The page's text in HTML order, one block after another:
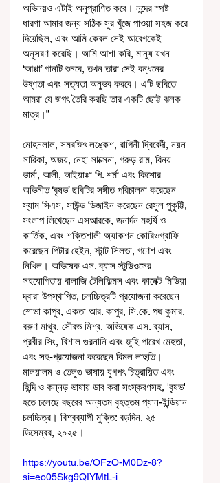
অভিনয়ও এটাই অনুপ্রাণিত করে। নন্দের স্পষ্ট
ধারণা আমার জন্য সঠিক সুর খুঁজে পাওয়া সহজ করে
দিয়েছিল, এবং আমি কেবল সেই আবেগকেই
অনুসরণ করেছি। আমি আশা করি, মানুষ যখন
‘আপ্পা’ গানটি শুনবে, তখন তারা সেই বন্ধনের
উষ্ণতা এবং সত্যতা অনুভব করবে। এটি ছবিতে
আমরা যে জগৎ তৈরি করছি তার একটি ছোট্ট ঝলক
মাত্র।”
মোহনলাল, সমরজিৎ লঙ্কেশ, রাগিনী দ্বিবেদী, নয়ন
সারিকা, অজয়, নেহা সাক্সেনা, গরুড় রাম, বিনয়
ভার্মা, আলী, আইয়াপ্পা পি. শর্মা এবং কিশোর
অভিনীত ‘বৃষভ’ ছবিটির সঙ্গীত পরিচালনা করেছেন
স্যাম সিএস, সাউন্ড ডিজাইন করেছেন রেসুল পুকুট্টি,
সংলাপ লিখেছেন এসআরকে, জনার্দন মহর্ষি ও
কার্তিক, এবং শক্তিশালী অ্যাকশন কোরিওগ্রাফি
করেছেন পিটার হেইন, স্টান্ট সিলভা, গণেশ এবং
নিখিল। অভিষেক এস. ব্যাস স্টুডিওসের
সহযোগিতায় বালাজি টেলিফিল্মস এবং কানেক্ট মিডিয়া
দ্বারা উপস্থাপিত, চলচ্চিত্রটি প্রযোজনা করেছেন
শোভা কাপুর, একতা আর. কাপুর, সি.কে. পদ্ম কুমার,
বরুণ মাথুর, সৌরভ মিশ্র, অভিষেক এস. ব্যাস,
প্রবীর সিং, বিশাল গুরনানি এবং জুহি পারেখ মেহতা,
এবং সহ-প্রযোজনা করেছেন বিমল লাহুতি।
মালয়ালম ও তেলুগু ভাষায় যুগপৎ চিত্রায়িত এবং
হিন্দি ও কন্নড় ভাষায় ডাব করা সংস্করণসহ, 'বৃষভ'
হতে চলেছে বছরের অন্যতম বৃহত্তম প্যান-ইন্ডিয়ান
চলচ্চিত্র। বিশ্বব্যাপী মুক্তি: বড়দিন, ২৫
ডিসেম্বর, ২০২৫।
https://youtu.be/OFzO-M0Dz-8?
si=eo05Skg9QIYMtL-i